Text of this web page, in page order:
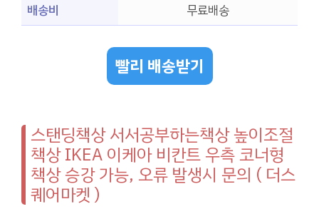
배송비
무료배송
빨리 배송받기
스탠딩책상 서서공부하는책상 높이조절
책상 IKEA 이케아 비칸트 우측 코너형
책상 승강 가능, 오류 발생시 문의 ( 더스
퀘어마켓 )